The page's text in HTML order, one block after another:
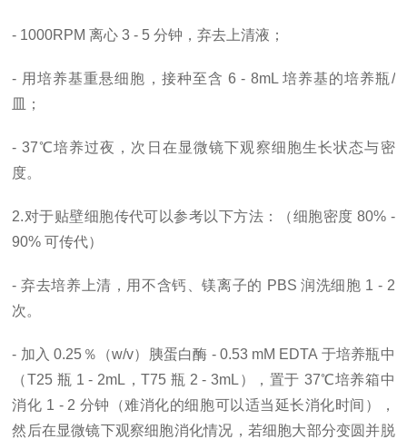
- 1000RPM 离心 3 - 5 分钟，弃去上清液；
- 用培养基重悬细胞，接种至含 6 - 8mL 培养基的培养瓶/
皿；
- 37℃培养过夜，次日在显微镜下观察细胞生长状态与密
度。
2.对于贴壁细胞传代可以参考以下方法：（细胞密度 80% -
90% 可传代）
- 弃去培养上清，用不含钙、镁离子的 PBS 润洗细胞 1 - 2
次。
- 加入 0.25％（w/v）胰蛋白酶 - 0.53 mM EDTA 于培养瓶中
（T25 瓶 1 - 2mL，T75 瓶 2 - 3mL），置于 37℃培养箱中
消化 1 - 2 分钟（难消化的细胞可以适当延长消化时间），
然后在显微镜下观察细胞消化情况，若细胞大部分变圆并脱